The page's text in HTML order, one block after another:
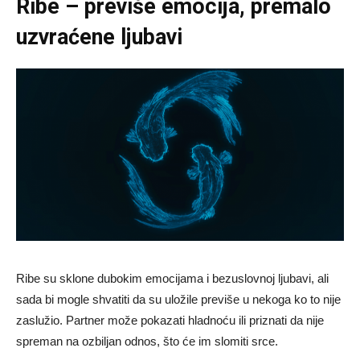
Ribe – previše emocija, premalo
uzvraćene ljubavi
Ribe su sklone dubokim emocijama i bezuslovnoj ljubavi, ali
sada bi mogle shvatiti da su uložile previše u nekoga ko to nije
zaslužio. Partner može pokazati hladnoću ili priznati da nije
spreman na ozbiljan odnos, što će im slomiti srce.